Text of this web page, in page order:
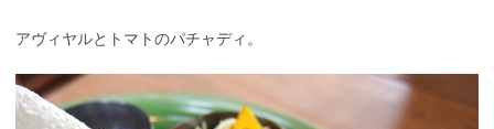
アヴィヤルとトマトのパチャディ。